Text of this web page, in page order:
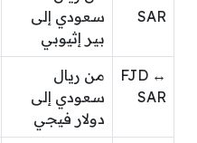
SAR
سعودي إلى
بير إثيوبي
FJD ↔
SAR
من ريال
سعودي إلى
دولار فيجي